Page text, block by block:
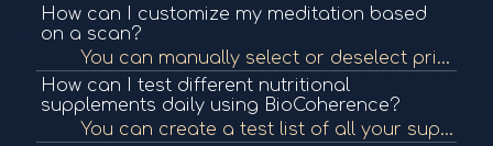
How can I customize my meditation based
on a scan?
You can manually select or deselect priorities and frequencies to include specific organs, chakras, or emotional states. These choices modify both the generated meditation and frequency programs to tailor the healing experience.
How can I test different nutritional
supplements daily using BioCoherence?
You can create a test list of all your supplements, run a daily scan, and the system will indicate which ones are needed based on current biomarker data, saving time and avoiding unnecessary intake.